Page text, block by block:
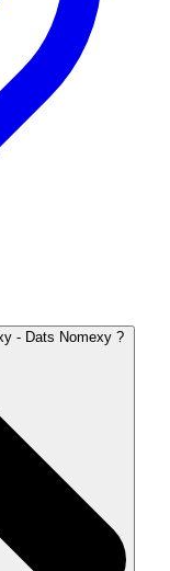
- Dats Nomexy ?